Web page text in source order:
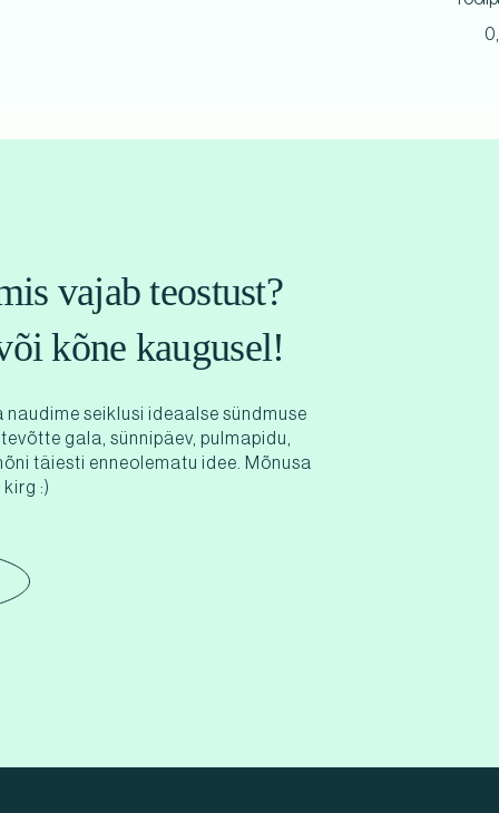
vajab teostust?
kõne kaugusel!
seiklusi ideaalse sündmuse
gala, sünnipäev, pulmapidu,
täiesti enneolematu idee. Mõnusa
:)